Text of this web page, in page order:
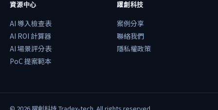
資源中心
AI 導入檢查表
AI ROI 計算器
AI 場景評分表
PoC 提案範本
躍創科技
案例分享
聯絡我們
隱私權政策